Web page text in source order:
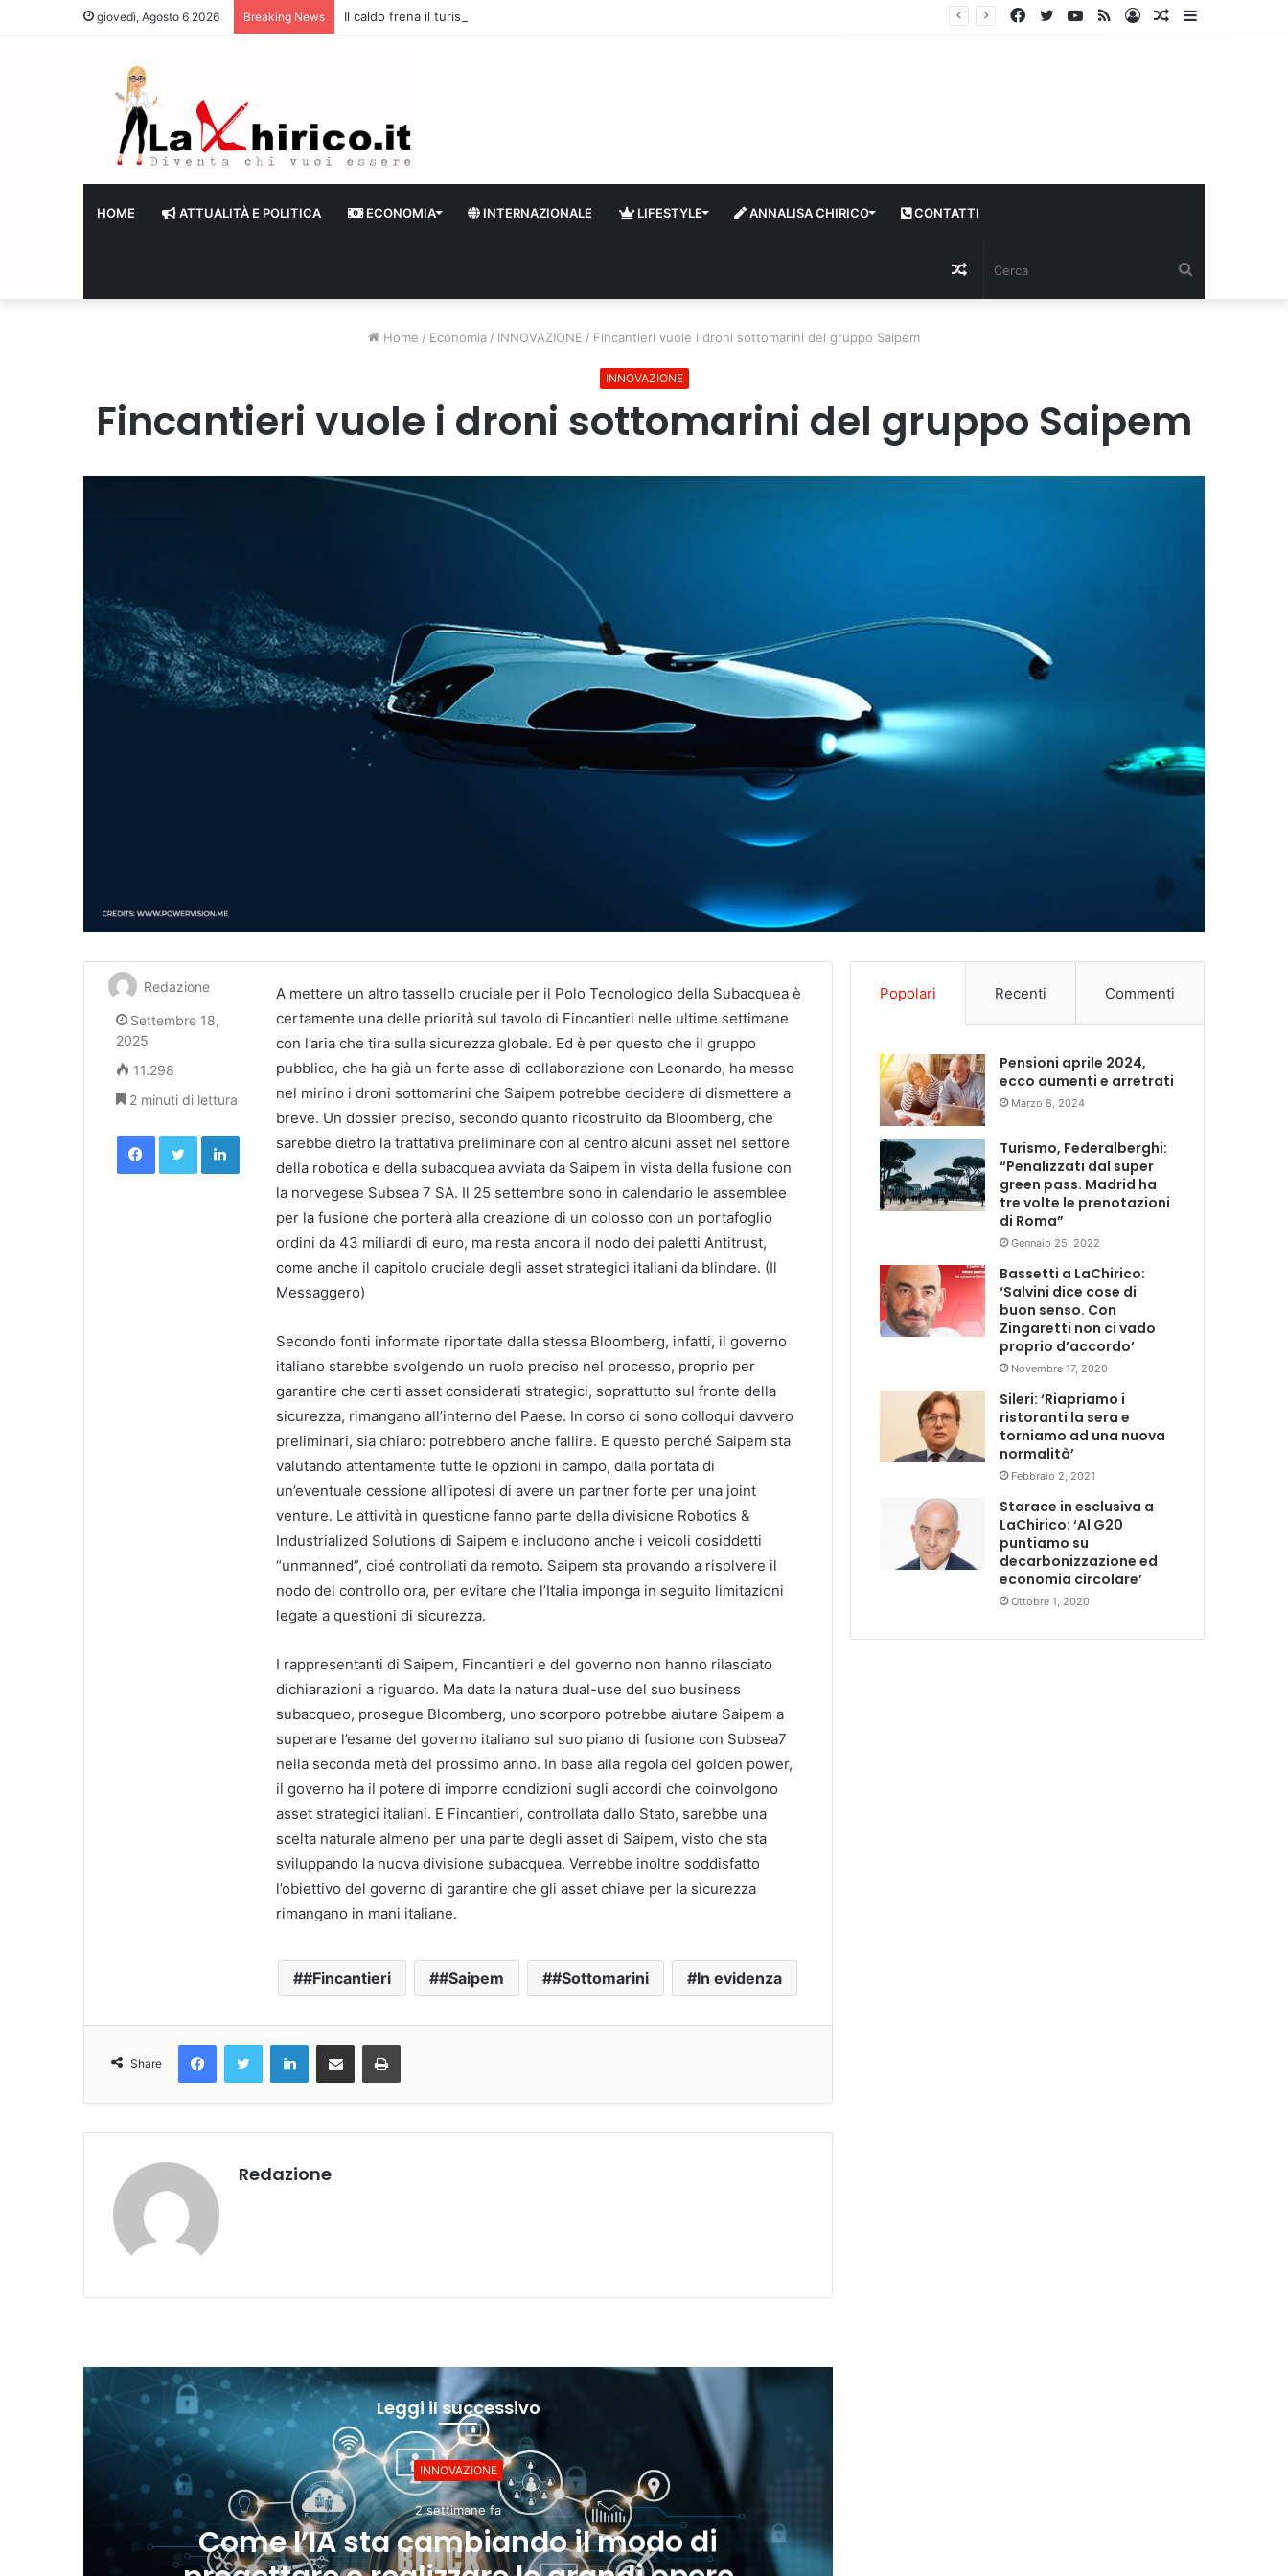
giovedì, Agosto 6 2026 Breaking News Il caldo frena il turismo a Firenze: una prima ripresa solo a settembre
Articolo
Log
RSS
YouTube
Twitter
Facebook
HOME ATTUALITÀ E POLITICA ECONOMIA INTERNAZIONALE LIFESTYLE ANNALISA CHIRICO CONTATTI
Articolo
Home / Economia / INNOVAZIONE / Fincantieri vuole i droni sottomarini del gruppo Saipem
INNOVAZIONE
Fincantieri vuole i droni sottomarini del gruppo Saipem
A mettere un altro tassello cruciale per il Polo Tecnologico della Subacquea è
certamente una delle priorità sul tavolo di Fincantieri nelle ultime settimane
con l’aria che tira sulla sicurezza globale. Ed è per questo che il gruppo
pubblico, che ha già un forte asse di collaborazione con Leonardo, ha messo
nel mirino i droni sottomarini che Saipem potrebbe decidere di dismettere a
breve. Un dossier preciso, secondo quanto ricostruito da Bloomberg, che
sarebbe dietro la trattativa preliminare con al centro alcuni asset nel settore
della robotica e della subacquea avviata da Saipem in vista della fusione con
la norvegese Subsea 7 SA. Il 25 settembre sono in calendario le assemblee
per la fusione che porterà alla creazione di un colosso con un portafoglio
ordini da 43 miliardi di euro, ma resta ancora il nodo dei paletti Antitrust,
come anche il capitolo cruciale degli asset strategici italiani da blindare. (Il
Messaggero)
Secondo fonti informate riportate dalla stessa Bloomberg, infatti, il governo
italiano starebbe svolgendo un ruolo preciso nel processo, proprio per
garantire che certi asset considerati strategici, soprattutto sul fronte della
sicurezza, rimangano all’interno del Paese. In corso ci sono colloqui davvero
preliminari, sia chiaro: potrebbero anche fallire. E questo perché Saipem sta
valutando attentamente tutte le opzioni in campo, dalla portata di
un’eventuale cessione all’ipotesi di avere un partner forte per una joint
venture. Le attività in questione fanno parte della divisione Robotics &
Industrialized Solutions di Saipem e includono anche i veicoli cosiddetti
“unmanned”, cioé controllati da remoto. Saipem sta provando a risolvere il
nodo del controllo ora, per evitare che l’Italia imponga in seguito limitazioni
legate a questioni di sicurezza.
I rappresentanti di Saipem, Fincantieri e del governo non hanno rilasciato
dichiarazioni a riguardo. Ma data la natura dual-use del suo business
subacqueo, prosegue Bloomberg, uno scorporo potrebbe aiutare Saipem a
superare l’esame del governo italiano sul suo piano di fusione con Subsea7
nella seconda metà del prossimo anno. In base alla regola del golden power,
il governo ha il potere di imporre condizioni sugli accordi che coinvolgono
asset strategici italiani. E Fincantieri, controllata dallo Stato, sarebbe una
scelta naturale almeno per una parte degli asset di Saipem, visto che sta
sviluppando la nuova divisione subacquea. Verrebbe inoltre soddisfatto
l’obiettivo del governo di garantire che gli asset chiave per la sicurezza
rimangano in mani italiane.
#Fincantieri #Saipem #Sottomarini In evidenza
Redazione
Settembre 18,
2025
11.298
2 minuti di lettura
Facebook Twitter LinkedIn
Share
Redazione
Leggi il successivo
INNOVAZIONE
2 settimane fa
Come l’IA sta cambiando il modo di
Popolari Recenti Commenti
Pensioni aprile 2024,
ecco aumenti e arretrati
Marzo 8, 2024
Turismo, Federalberghi:
“Penalizzati dal super
green pass. Madrid ha
tre volte le prenotazioni
di Roma”
Gennaio 25, 2022
Bassetti a LaChirico:
‘Salvini dice cose di
buon senso. Con
Zingaretti non ci vado
proprio d’accordo’
Novembre 17, 2020
Sileri: ‘Riapriamo i
ristoranti la sera e
torniamo ad una nuova
normalità’
Febbraio 2, 2021
Starace in esclusiva a
LaChirico: ‘Al G20
puntiamo su
decarbonizzazione ed
economia circolare’
Ottobre 1, 2020